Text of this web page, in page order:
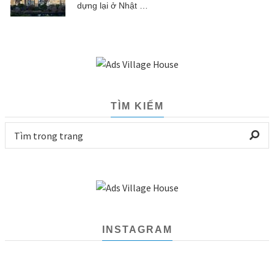
dựng lại ở Nhật …
TÌM KIẾM
INSTAGRAM